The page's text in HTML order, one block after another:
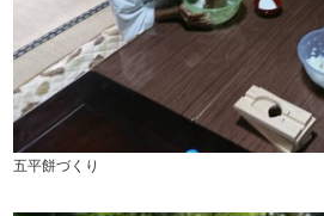
五平餅づくり